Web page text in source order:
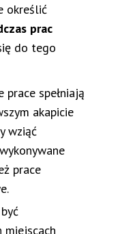
określić
prac
do tego
prace spełniają
akapicie
wziąć
prace
miejscach